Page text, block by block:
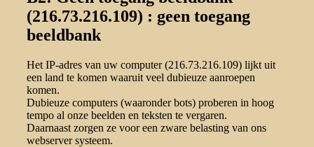
(216.73.216.109) : geen toegang
beeldbank
Het IP-adres van uw computer (216.73.216.109) lijkt uit
een land te komen waaruit veel dubieuze aanroepen
komen.
Dubieuze computers (waaronder bots) proberen in hoog
tempo al onze beelden en teksten te vergaren.
Daarnaast zorgen ze voor een zware belasting van ons
webserver systeem.